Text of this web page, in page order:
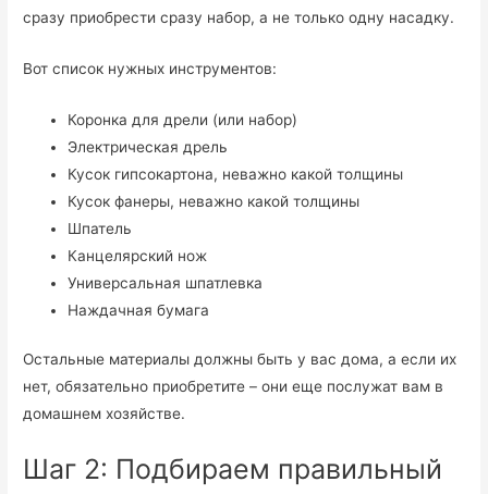
сразу приобрести сразу набор, а не только одну насадку.
Вот список нужных инструментов:
Коронка для дрели (или набор)
Электрическая дрель
Кусок гипсокартона, неважно какой толщины
Кусок фанеры, неважно какой толщины
Шпатель
Канцелярский нож
Универсальная шпатлевка
Наждачная бумага
Остальные материалы должны быть у вас дома, а если их
нет, обязательно приобретите – они еще послужат вам в
домашнем хозяйстве.
Шаг 2: Подбираем правильный